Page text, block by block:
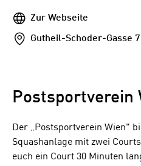
WebseiteZur Webseite
Addresse
Gutheil-Schoder-Gasse
Postsportverein
Der „Postsportverein Wien"
Squashanlage mit zwei
euch ein Court 30 Minuten